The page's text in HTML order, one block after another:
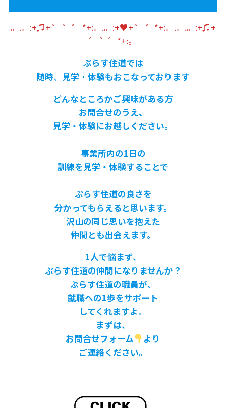
。.。:+♫+ ゜ ゜゜ *+:。.。:+♥+ ゜ ゜*+:。.。.。:+♫+
゜ ゜゜*+:。
ぷらす住道では
随時、 見学 ・ 体験もおこなっております
どんなところかご興味がある方
お問合せのうえ、
見学・体験にお越しください。
事業所内の1日の
訓練を見学・体験することで
ぷらす住道の良さを
分かってもらえると思います。
沢山の同じ思いを抱えた
仲間とも出会えます。
1人で悩まず、
ぷらす住道の仲間になりませんか？
ぷらす住道の職員が、
就職への1歩をサポート
してくれますよ。
まずは、
お問合せフォーム
より
ご連絡ください。